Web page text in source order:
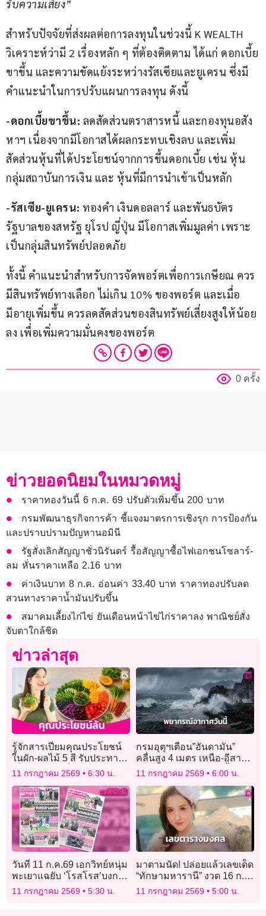
รับความเสี่ยง”
สำหรับปัจจัยที่ส่งผลต่อการลงทุนในช่วงนี้ K WEALTH
วิเคราะห์ว่ามี 2 เรื่องหลัก ๆ ที่ต้องติดตาม ได้แก่ ดอกเบี้ย
ขาขึ้น และความขัดแย้งระหว่างรัสเซียและยูเครน ซึ่งมี
คำแนะนำในการปรับแผนการลงทุน ดังนี้
-ดอกเบี้ยขาขึ้น: ลดสัดส่วนตราสารหนี้ และกองทุนอสัง
หาฯ เนื่องจากมีโอกาสได้ผลกระทบเชิงลบ และเพิ่ม
สัดส่วนหุ้นที่ได้ประโยชน์จากการขึ้นดอกเบี้ย เช่น หุ้น
กลุ่มสถาบันการเงิน และ หุ้นที่มีการนำเข้าเป็นหลัก
-รัสเซีย-ยูเครน: ทองคำ เงินดอลลาร์ และพันธบัตร
รัฐบาลของสหรัฐ ยุโรป ญี่ปุ่น มีโอกาสเพิ่มมูลค่า เพราะ
เป็นกลุ่มสินทรัพย์ปลอดภัย
ทั้งนี้ คำแนะนำสำหรับการจัดพอร์ตเพื่อการเกษียณ ควร
มีสินทรัพย์ทางเลือก ไม่เกิน 10% ของพอร์ต และเมื่อ
มีอายุเพิ่มขึ้น ควรลดสัดส่วนของสินทรัพย์เสี่ยงสูงให้น้อย
ลง เพื่อเพิ่มความมั่นคงของพอร์ต
0 ครั้ง
ข่าวยอดนิยมในหมวดหมู่
ราคาทองวันนี้ 6 ก.ค. 69 ปรับตัวเพิ่มขึ้น 200 บาท
กรมพัฒนาธุรกิจการค้า ชี้แจงมาตรการเชิงรุก การป้องกัน
และปราบปรามปัญหานอมินี
รัฐสั่งเลิกสัญญาชั่วนิรันดร์ รื้อสัญญาซื้อไฟเอกชนโซลาร์-
ลม หั่นราคาเหลือ 2.16 บาท
ค่าเงินบาท 8 ก.ค. อ่อนค่า 33.40 บาท ราคาทองปรับลด
สวนทางราคาน้ำมันปรับขึ้น
สมาคมเลี้ยงไก่ไข่ ยันเดือนหน้าไข่ไก่ราคาลง พาณิชย์สั่ง
จับตาใกล้ชิด
ข่าวล่าสุด
รู้จักสารเปี่ยมคุณประโยชน์
ในผัก-ผลไม้ 5 สี รับประทาน
เพื่อสุขภาพแข็งแรง
11 กรกฎาคม 2569 6:30 น.
กรมอุตุฯเตือน”อันดามัน”
คลื่นสูง 4 เมตร เหนือ-อีสาน-
ตะวันออก อ่วม! ระวังน้ำป่า
หลากท่วมฉับพลัน!
11 กรกฎาคม 2569 6:00 น.
วันที่ 11 ก.ค.69 เอกวิทย์หนุ่ม
พะเยาแฉยับ ‘โรสโรส’บงการ
ลวงแอร์ขนผงขาวข้ามชาติ
11 กรกฎาคม 2569 5:30 น.
มาตามนัด! ปล่อยแล้วเลขเด็ด
“ทักษามหารานี” งวด 16 ก.ค.
2569 คอหวยแห่ส่องตาราง
11 กรกฎาคม 2569 5:00 น.